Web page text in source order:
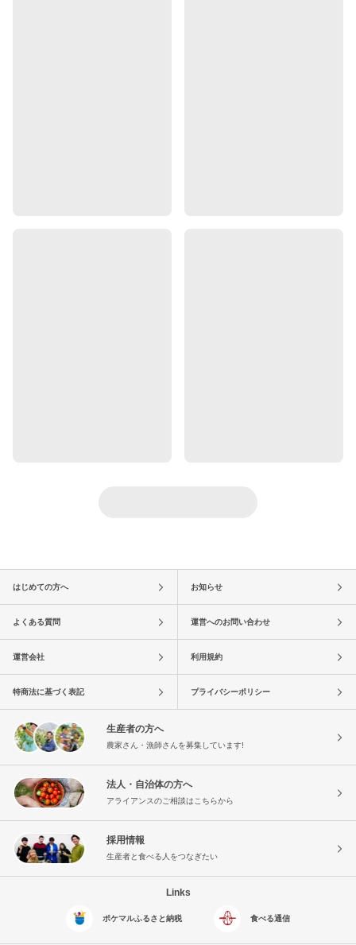
はじめての方へ お知らせ
よくある質問 運営へのお問い合わせ
運営会社 利用規約
特商法に基づく表記 プライバシーポリシー
生産者の方へ
農家さん・漁師さんを募集しています!
法人・自治体の方へ
アライアンスのご相談はこちらから
採用情報
生産者と食べる人をつなぎたい
Links
ポケマルふるさと納税 食べる通信